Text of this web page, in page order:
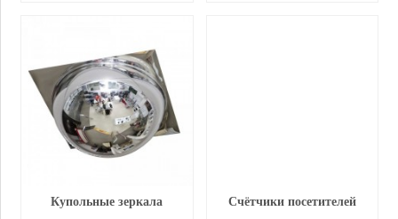
Купольные зеркала Счётчики посетителей